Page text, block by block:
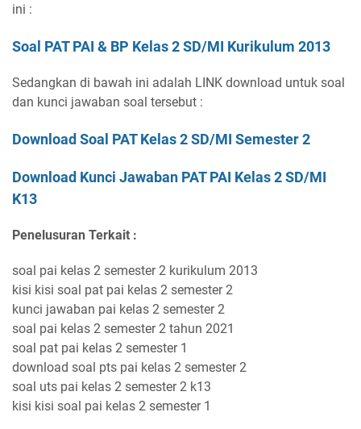
ini :
Soal PAT PAI & BP Kelas 2 SD/MI Kurikulum 2013
Sedangkan di bawah ini adalah LINK download untuk soal
dan kunci jawaban soal tersebut :
Download Soal PAT Kelas 2 SD/MI Semester 2
Download Kunci Jawaban PAT PAI Kelas 2 SD/MI
K13
Penelusuran Terkait :
soal pai kelas 2 semester 2 kurikulum 2013
kisi kisi soal pat pai kelas 2 semester 2
kunci jawaban pai kelas 2 semester 2
soal pai kelas 2 semester 2 tahun 2021
soal pat pai kelas 2 semester 1
download soal pts pai kelas 2 semester 2
soal uts pai kelas 2 semester 2 k13
kisi kisi soal pai kelas 2 semester 1